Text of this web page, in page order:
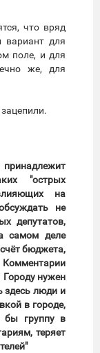
что вряд
для
поле, и для
же, для
принадлежит
"острых
на
не
депутатов,
самом деле
бюджета,
нужен
здесь люди и
в городе,
бы группу в
теряет